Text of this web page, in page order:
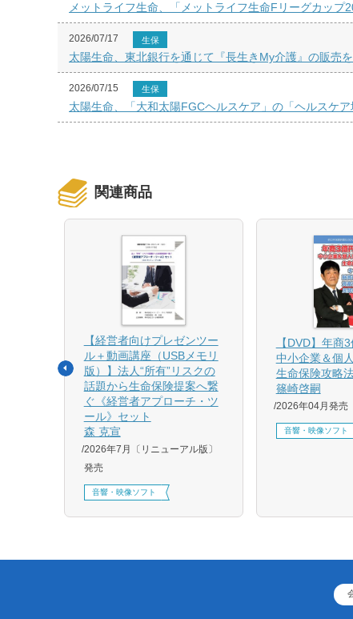
メットライフ生命、「メットライフ生命Fリーグカップ
2026/07/17 生保
太陽生命、東北銀行を通じて『長生きMy介護』の販売
2026/07/15 生保
太陽生命、「大和太陽FGCヘルスケア」の「ヘルスケ
関連商品
【経営者向けプレゼンツー
ル＋動画講座（USBメモリ
版）】法人“所有”リスクの
話題から生命保険提案へ繋
ぐ《経営者アプローチ・ツ
ール》セット
森 克宣
2026年7月〔リニューアル版〕
発売
音響・映像ソフト
【DVD】年商
中小企業＆個
生命保険攻略
篠崎啓嗣
2026年04月発売
音響・映像ソフト